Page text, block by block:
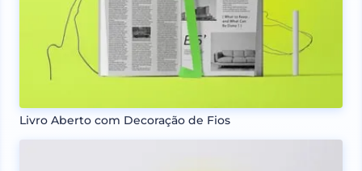
Livro Aberto com Decoração de Fios